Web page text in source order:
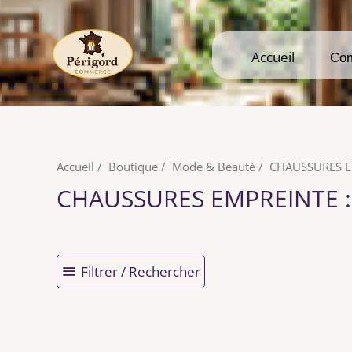
Accueil
Accueil
Accueil / Boutique / Mode & Beauté / CHAUSSURES
CHAUSSURES EMPREINTE
Filtrer / Rechercher